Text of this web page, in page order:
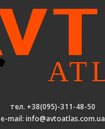
тел. +38(095)-311-48-50
e-mail: info@avtoatlas.com.ua